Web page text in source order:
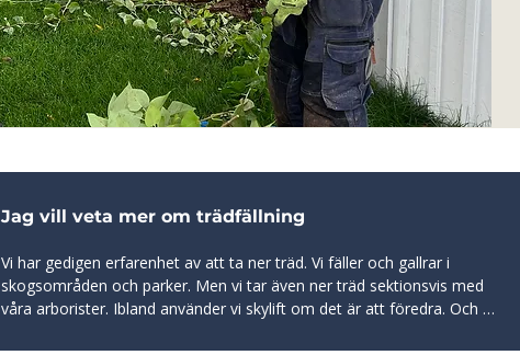
Jag vill veta mer om trädfällning
Vi har gedigen erfarenhet av att ta ner träd. Vi fäller och gallrar i
skogsområden och parker. Men vi tar även ner träd sektionsvis med
våra arborister. Ibland använder vi skylift om det är att föredra. Och